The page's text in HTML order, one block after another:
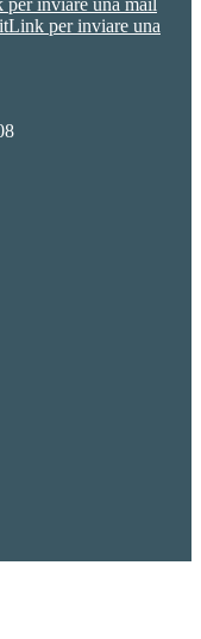
per inviare una mail
Link per inviare una